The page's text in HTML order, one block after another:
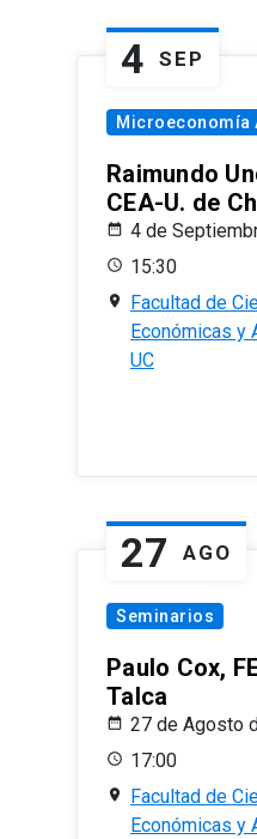
4 SEP
Microeconomía
Raimundo
CEA-U. de
4 de
15:30
Facultad de
Económicas y
UC
27 AGO
Seminarios
Paulo Cox,
Talca
27 de Agosto
17:00
Facultad de
Económicas y